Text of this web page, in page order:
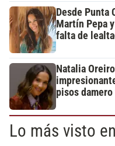
Desde Punta
Martín Pepa
falta de
Natalia
pisos
Lo más visto